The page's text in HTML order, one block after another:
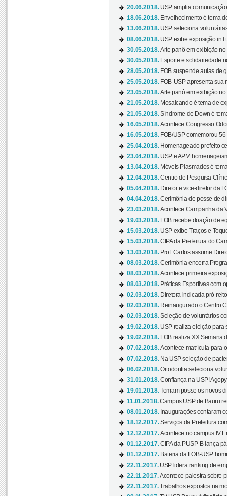
20.06.2018. USP amplia
18.06.2018. Envelhecimento é tema
13.06.2018. USP seleciona
08.06.2018. USP exibe exposição in l
30.05.2018.Arte panô em exibição no
30.05.2018. Esporte e solidariedade
28.05.2018. FOB suspende aulas de
25.05.2018. FOB-USP apresenta sua
23.05.2018.Arte panô em exibição no
21.05.2018. Mosaicando é tema de
21.05.2018.Síndrome de Down é
16.05.2018.Acontece Congresso
16.05.2018. FOB/USP comemorou
25.04.2018. Homenageado prefeito
23.04.2018. USP e APM
13.04.2018. Móveis Plasmados é
12.04.2018.Centro de Pesquisa
05.04.2018. Diretor e vice-diretor da
04.04.2018.Cerimônia de posse de
23.03.2018.Acontece Campanha da
19.03.2018. FOB recebe doação de
15.03.2018. USP exibe Traços e
15.03.2018.CIPA da Prefeitura do
13.03.2018. Prof. Carlos assume
08.03.2018.Cerimônia encerra
08.03.2018.Acontece primeira
08.03.2018. Práticas Esportivas com
02.03.2018. Diretora indicada pró-
02.03.2018. Reinaugurado o Centro
02.03.2018.Seleção de voluntários
19.02.2018. USP realiza eleição para
19.02.2018. FOB realiza XX Semana
07.02.2018.Acontece matrícula para
07.02.2018. Na USP seleção de
06.02.2018.Ortodontia seleciona
31.01.2018.Confiança na USP!
19.01.2018.Tomam posse os novos
11.01.2018.Campus USP de Bauru
08.01.2018. Inaugurações contaram
18.12.2017.Serviços da Prefeitura
12.12.2017.Acontece no campus IV
01.12.2017.CIPA da PUSP-B lança
01.12.2017. Bateria da FOB-USP
22.11.2017. USP lidera ranking de
22.11.2017.Acontece palestra sobre
22.11.2017.Trabalhos expostos na